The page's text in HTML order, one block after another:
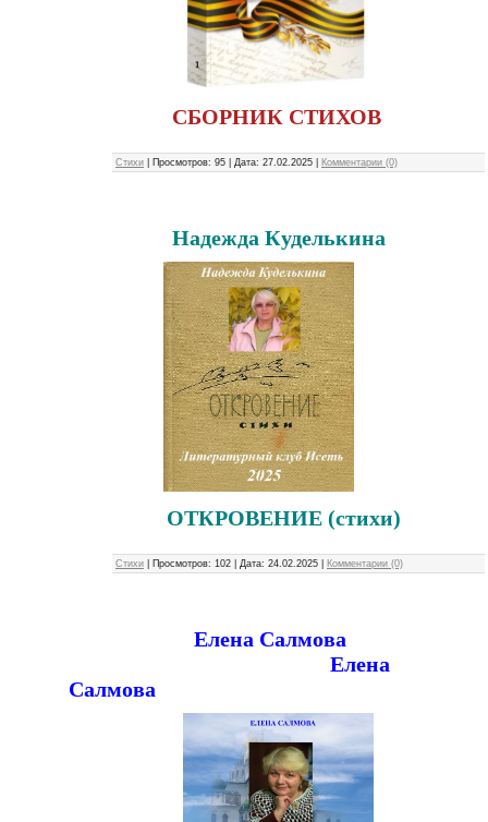
СБОРНИК СТИХОВ
Стихи Просмотров: 95 Дата: 27.02.2025 Комментарии (0)
Надежда Куделькина
ОТКРОВЕНИЕ (стихи)
Стихи Просмотров: 102 Дата: 24.02.2025 Комментарии (0)
Елена Салмова
Елена
Салмова